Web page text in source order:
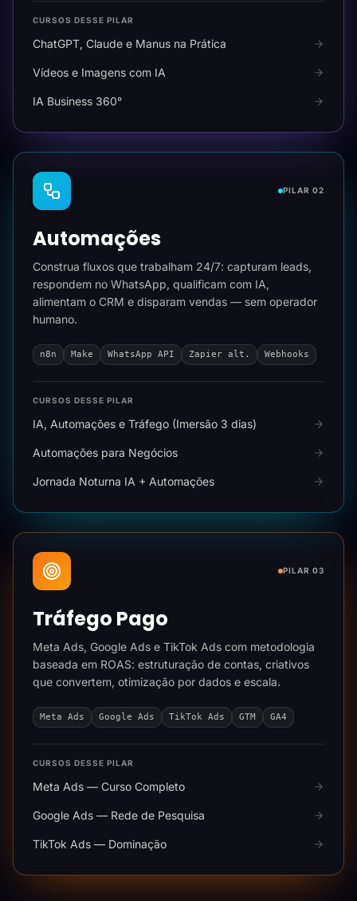
CURSOS DESSE PILAR
ChatGPT, Claude e Manus na Prática
Vídeos e Imagens com IA
IA Business 360°
PILAR 02
Automações
Construa fluxos que trabalham 24/7: capturam leads,
respondem no WhatsApp, qualificam com IA,
alimentam o CRM e disparam vendas — sem operador
humano.
n8n Make WhatsApp API Zapier alt. Webhooks
CURSOS DESSE PILAR
IA, Automações e Tráfego (Imersão 3 dias)
Automações para Negócios
Jornada Noturna IA + Automações
PILAR 03
Tráfego Pago
Meta Ads, Google Ads e TikTok Ads com metodologia
baseada em ROAS: estruturação de contas, criativos
que convertem, otimização por dados e escala.
Meta Ads Google Ads TikTok Ads GTM GA4
CURSOS DESSE PILAR
Meta Ads — Curso Completo
Google Ads — Rede de Pesquisa
TikTok Ads — Dominação